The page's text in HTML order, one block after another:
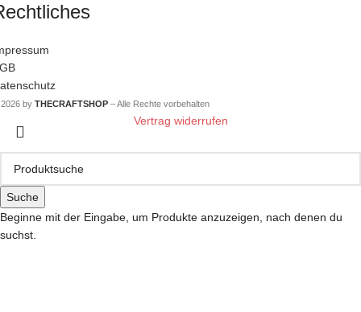
by THECRAFTSHOP – Alle Rechte vorbehalten
Suche
Beginne mit der Eingabe, um Produkte anzuzeigen, nach denen du
suchst.
Vertrag widerrufen